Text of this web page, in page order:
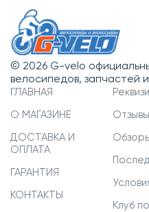
© 2026 G-velo
велосипедов, запчастей
ГЛАВНАЯ
О МАГАЗИНЕ
ДОСТАВКА И
ОПЛАТА
ГАРАНТИЯ
КОНТАКТЫ
Клуб